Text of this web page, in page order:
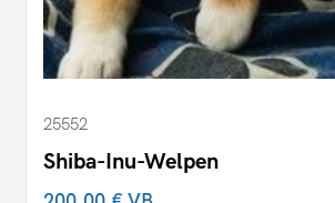
25552
Shiba-Inu-Welpen